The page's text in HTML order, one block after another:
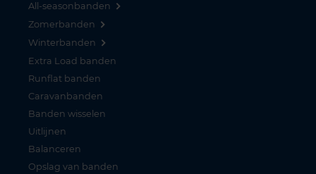
All-seasonbanden
Zomerbanden
Winterbanden
Extra Load banden
Runflat banden
Caravanbanden
Banden wisselen
Uitlijnen
Balanceren
Opslag van banden